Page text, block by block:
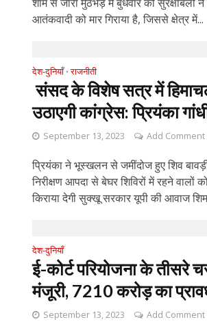
आतंकवादी को मार गिराया है, जिससे क्षेत्र में...
देश-दुनियाँ • राजनीती
संसद के विशेष सत्र में
उठाएगी कांग्रेस: प्रियंका
September 13, 2023 Add Comment
प्रियंका ने भूस्खलन से जमींदोज हुए शिव
निरीक्षण आपदा से बेघर शिविरों में रहने वालों
किराया देगी सुक्खू सरकार यूपी की आवाज
देश-दुनियाँ
ई-कोर्ट परियोजना के तीसरे
मंजूरी, 7210 करोड़ का
September 13, 2023 Add Comment